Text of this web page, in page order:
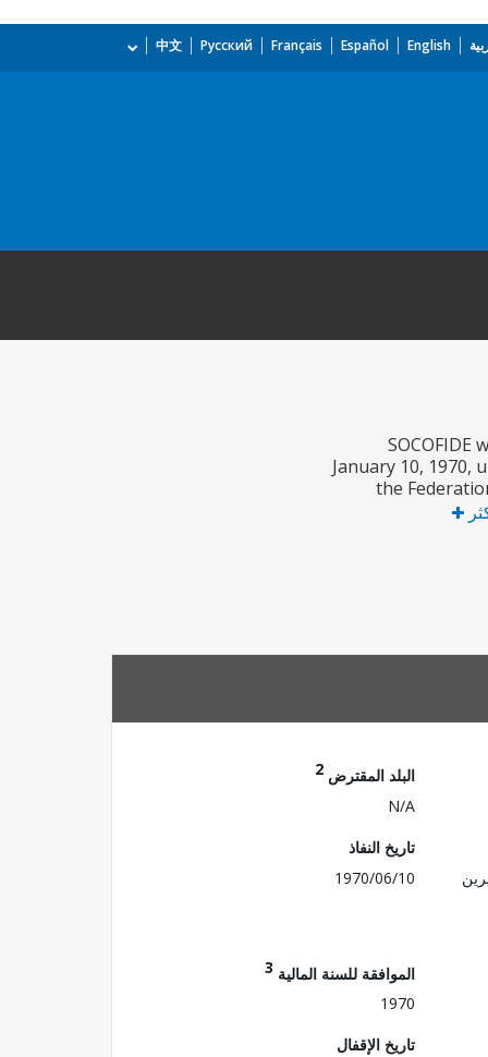
English
Español
Français
Русский
中文
SOCOFIDE
January 10, 1970,
the
البلد المقترض 2
N/A
تاريخ النفاذ
1970/06/10
الموافقة للسنة المالية 3
1970
تاريخ الإقفال